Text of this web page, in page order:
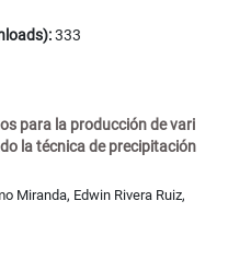
333
para la producción de vari
la técnica de precipitación
Miranda, Edwin Rivera Ruiz,